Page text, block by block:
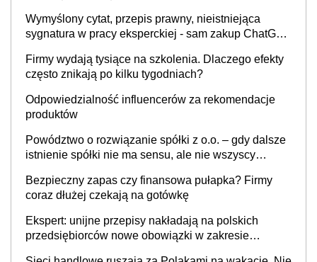
Wymyślony cytat, przepis prawny, nieistniejąca
sygnatura w pracy eksperckiej - sam zakup ChatGPT
Firmy wydają tysiące na szkolenia. Dlaczego efekty
często znikają po kilku tygodniach?
Odpowiedzialność influencerów za rekomendacje
produktów
Powództwo o rozwiązanie spółki z o.o. – gdy dalsze
istnienie spółki nie ma sensu, ale nie wszyscy
Bezpieczny zapas czy finansowa pułapka? Firmy
coraz dłużej czekają na gotówkę
Ekspert: unijne przepisy nakładają na polskich
przedsiębiorców nowe obowiązki w zakresie